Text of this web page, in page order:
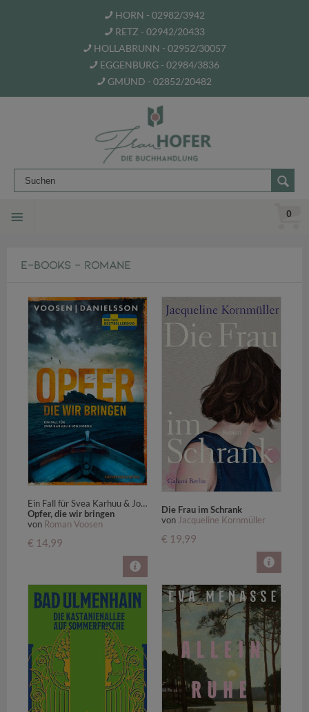
HORN - 02982/3942
RETZ - 02942/20433
HOLLABRUNN - 02952/30057
EGGENBURG - 02984/3836
GMÜND - 02852/20482
0
E-BOOKS - ROMANE
Ein Fall für Svea Karhuu & Jon Nordh | "Wenn man Mankell liest, wenn man Nesbø liest, dann MUSS man auch Voosen Danielsson lesen. Die sind großartig!" WDR
Opfer, die wir bringen
von Roman Voosen
€ 14,99
Die Frau im Schrank
von Jacqueline Kornmüller
€ 19,99